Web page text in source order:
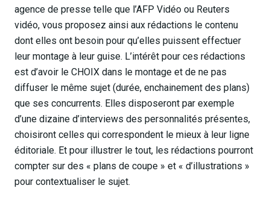
agence de presse telle que l’AFP Vidéo ou Reuters
vidéo, vous proposez ainsi aux rédactions le contenu
dont elles ont besoin pour qu’elles puissent effectuer
leur montage à leur guise. L’intérêt pour ces rédactions
est d’avoir le CHOIX dans le montage et de ne pas
diffuser le même sujet (durée, enchainement des plans)
que ses concurrents. Elles disposeront par exemple
d’une dizaine d’interviews des personnalités présentes,
choisiront celles qui correspondent le mieux à leur ligne
éditoriale. Et pour illustrer le tout, les rédactions pourront
compter sur des « plans de coupe » et « d’illustrations »
pour contextualiser le sujet.